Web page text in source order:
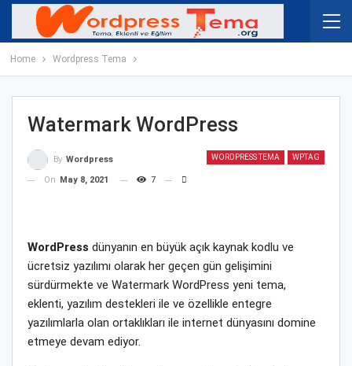
Home Wordpress Tema
Watermark WordPress
WORDPRESS TEMA WPTAG
By Wordpress
On
May 8, 2021 7
WordPress dünyanın en büyük açık kaynak kodlu ve
ücretsiz yazılımı olarak her geçen gün gelişimini
sürdürmekte ve Watermark WordPress yeni tema,
eklenti, yazılım destekleri ile ve özellikle entegre
yazılımlarla olan ortaklıkları ile internet dünyasını domine
etmeye devam ediyor.